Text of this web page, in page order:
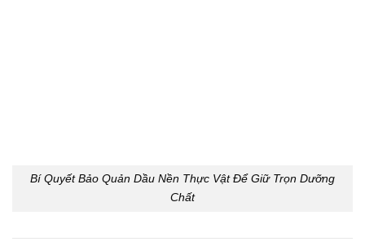
Bí Quyết Bảo Quản Dầu Nền Thực Vật Để Giữ Trọn Dưỡng
Chất